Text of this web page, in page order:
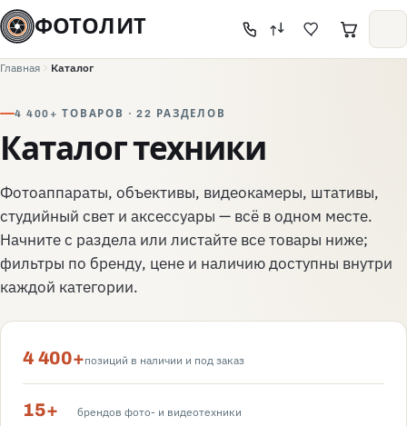
ФОТОЛИТ
Главная Каталог
4 400+ ТОВАРОВ · 22 РАЗДЕЛОВ
Каталог техники
Фотоаппараты, объективы, видеокамеры, штативы,
студийный свет и аксессуары — всё в одном месте.
Начните с раздела или листайте все товары ниже;
фильтры по бренду, цене и наличию доступны внутри
каждой категории.
4 400+позиций в наличии и под заказ
15+ брендов фото- и видеотехники